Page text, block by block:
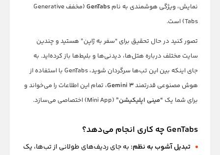
نمایش، ویژگی هوشمندی به نام GenTabs
(مخفف Generative
Tabs) است.
تصور کنید در حال تحقیق برای “سفر به ژاپن” هستید و چندین
سایت مختلف درباره هتل‌ها، دیدنی‌ها و بلیط‌ها باز کرده‌اید. به
جای اینکه بین این تب‌ها سرگردان شوید، GenTabs با استفاده از
هوش مصنوعی قدرتمندGemini 3، تمام این اطلاعات را می‌خواند و
برای شما یک “مینی اپلیکیشن” (Mini App) اختصاصی می‌سازد.
GenTabs چه کاری انجام می‌دهد؟
تبدیل آشوب به نظم: به جای ردیف‌های طولانی از تب‌ها، یک